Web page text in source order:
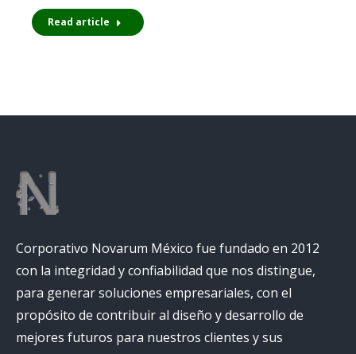
Read article
Corporativo Novarum México fue fundado en 2012
con la integridad y confiabilidad que nos distingue,
para generar soluciones empresariales, con el
propósito de contribuir al diseño y desarrollo de
mejores futuros para nuestros clientes y sus